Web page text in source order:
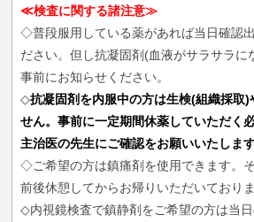
≪検査に関する諸注意≫
◇普段服用している薬があれば当日確認
ださい。但し抗凝固剤(血液がサラサラに
事前にお知らせください。
◇抗凝固剤を内服中の方は生検(組織採取)
せん。事前に一定期間休薬していただく
主治医の先生にご確認をお願いいたします
◇ご希望の方は鎮痛剤を使用できます。
前後休憩してからお帰りいただいておりま
◇内視鏡検査で鎮静剤をご希望の方は当